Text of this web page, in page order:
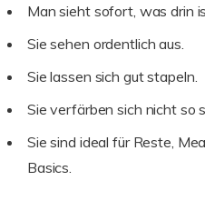
Man sieht sofort, was drin
Sie sehen ordentlich aus.
Sie lassen sich gut stapeln.
Sie verfärben sich nicht so
Sie sind ideal für Reste,
Basics.